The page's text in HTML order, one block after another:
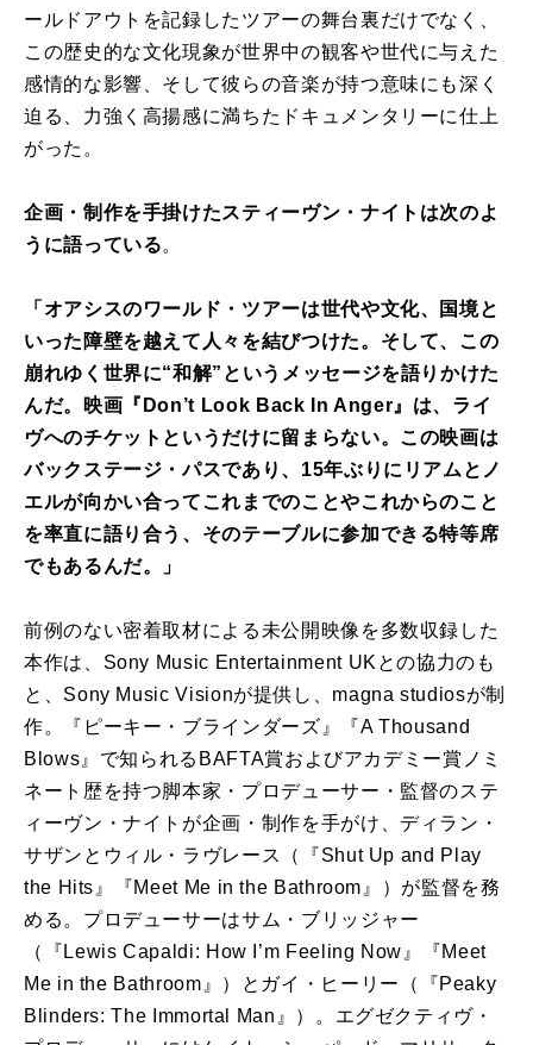
ールドアウトを記録したツアーの舞台裏だけでなく、
この歴史的な文化現象が世界中の観客や世代に与えた
感情的な影響、そして彼らの音楽が持つ意味にも深く
迫る、力強く高揚感に満ちたドキュメンタリーに仕上
がった。
企画・制作を手掛けたスティーヴン・ナイトは次のよ
うに語っている。
「オアシスのワールド・ツアーは世代や文化、国境と
いった障壁を越えて人々を結びつけた。そして、この
崩れゆく世界に“和解”というメッセージを語りかけた
んだ。映画『Don’t Look Back In Anger』は、ライ
ヴへのチケットというだけに留まらない。この映画は
バックステージ・パスであり、15年ぶりにリアムとノ
エルが向かい合ってこれまでのことやこれからのこと
を率直に語り合う、そのテーブルに参加できる特等席
でもあるんだ。」
前例のない密着取材による未公開映像を多数収録した
本作は、Sony Music Entertainment UKとの協力のも
と、Sony Music Visionが提供し、magna studiosが制
作。『ピーキー・ブラインダーズ』『A Thousand
Blows』で知られるBAFTA賞およびアカデミー賞ノミ
ネート歴を持つ脚本家・プロデューサー・監督のステ
ィーヴン・ナイトが企画・制作を手がけ、ディラン・
サザンとウィル・ラヴレース（『Shut Up and Play
the Hits』『Meet Me in the Bathroom』）が監督を務
める。プロデューサーはサム・ブリッジャー
（『Lewis Capaldi: How I’m Feeling Now』『Meet
Me in the Bathroom』）とガイ・ヒーリー（『Peaky
Blinders: The Immortal Man』）。エグゼクティヴ・